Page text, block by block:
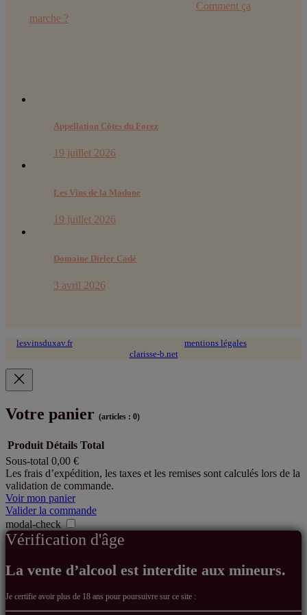
Comment ça
marche ?
Appellation Côtes du Forez
19 juillet 2026
Les Vins de la Madone
19 juillet 2026
Domaine Dirler Cadé
3 avril 2026
lesvinsduxav.fr© 2024 tous droits réservés ~ mentions légales
clarisse-b.net
Votre panier (articles : 0)
Produits
dans
le
panier
Produit Détails Total
Sous-total 0,00 €
Les frais d’expédition, les taxes et les remises sont calculés lors de la
validation de commande.
Voir mon panier
Valider la commande
modal-check
Vérification d'âge
La vente d’alcool est interdite aux mineurs.
Je certifie avoir plus de 18 ans pour poursuivre sur ce site :